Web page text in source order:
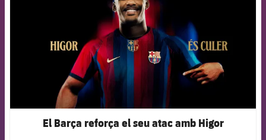
El Barça reforça el seu atac amb Higor